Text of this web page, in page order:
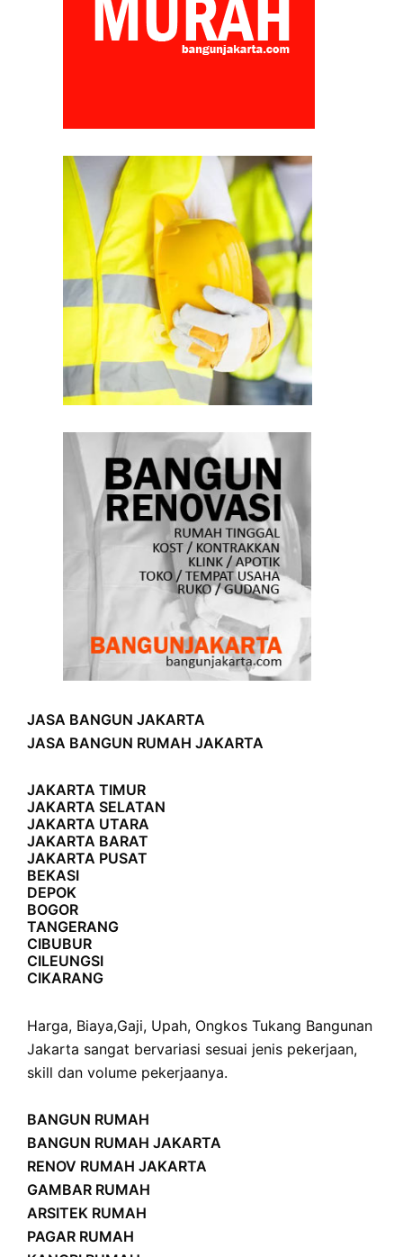
JASA BANGUN JAKARTA
JASA BANGUN RUMAH JAKARTA
JAKARTA TIMUR
JAKARTA SELATAN
JAKARTA UTARA
JAKARTA BARAT
JAKARTA PUSAT
BEKASI
DEPOK
BOGOR
TANGERANG
CIBUBUR
CILEUNGSI
CIKARANG
Harga, Biaya,Gaji, Upah, Ongkos Tukang Bangunan
Jakarta sangat bervariasi sesuai jenis pekerjaan,
skill dan volume pekerjaanya.
BANGUN RUMAH
BANGUN RUMAH JAKARTA
RENOV RUMAH JAKARTA
GAMBAR RUMAH
ARSITEK RUMAH
PAGAR RUMAH